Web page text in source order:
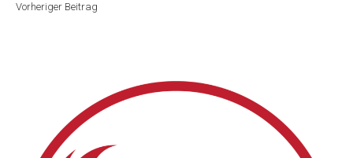
Vorheriger Beitrag